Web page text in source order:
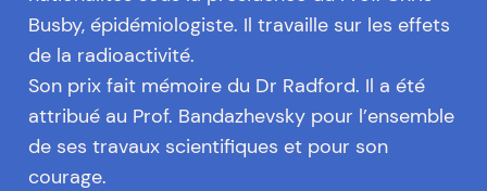
Busby, épidémiologiste. Il travaille sur les effets
de la radioactivité.
Son prix fait mémoire du Dr Radford. Il a été
attribué au Prof. Bandazhevsky pour l’ensemble
de ses travaux scientifiques et pour son
courage.